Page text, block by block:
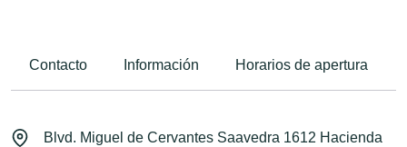
Contacto Información Horarios de apertura
Blvd. Miguel de Cervantes Saavedra 1612 Hacienda